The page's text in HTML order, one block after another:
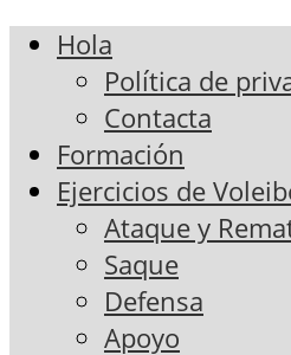
Hola
Política de
Contacta
Formación
Ejercicios de
Ataque y
Saque
Defensa
Apoyo